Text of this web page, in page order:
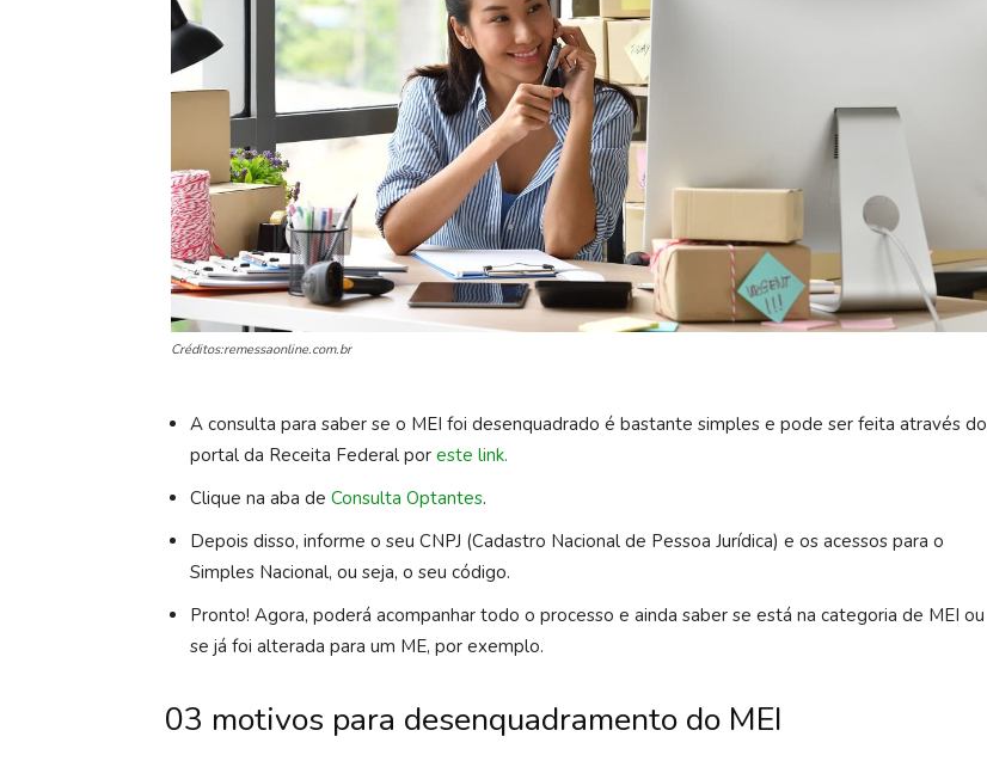
Créditos:remessaonline.com.br
A consulta para saber se o MEI foi desenquadrado é bastante simples e pode ser feita através do
portal da Receita Federal por este link.
Clique na aba de Consulta Optantes.
Depois disso, informe o seu CNPJ (Cadastro Nacional de Pessoa Jurídica) e os acessos para o
Simples Nacional, ou seja, o seu código.
Pronto! Agora, poderá acompanhar todo o processo e ainda saber se está na categoria de MEI ou
se já foi alterada para um ME, por exemplo.
03 motivos para desenquadramento do MEI